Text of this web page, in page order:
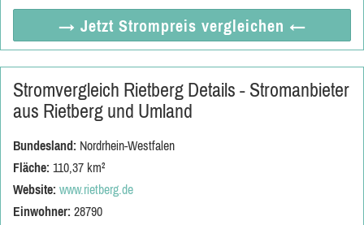
→ Jetzt Strompreis vergleichen ←
Stromvergleich Rietberg Details - Stromanbieter
aus Rietberg und Umland
Bundesland: Nordrhein-Westfalen
Fläche: 110,37 km²
Website: www.rietberg.de
Einwohner: 28790